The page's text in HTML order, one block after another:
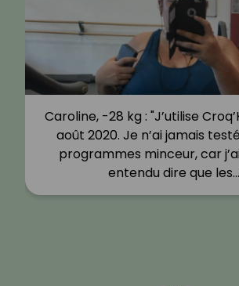
Caroline, -28 kg : "J’utilise
août 2020. Je n’ai jamais
programmes minceur, car
entendu dire que